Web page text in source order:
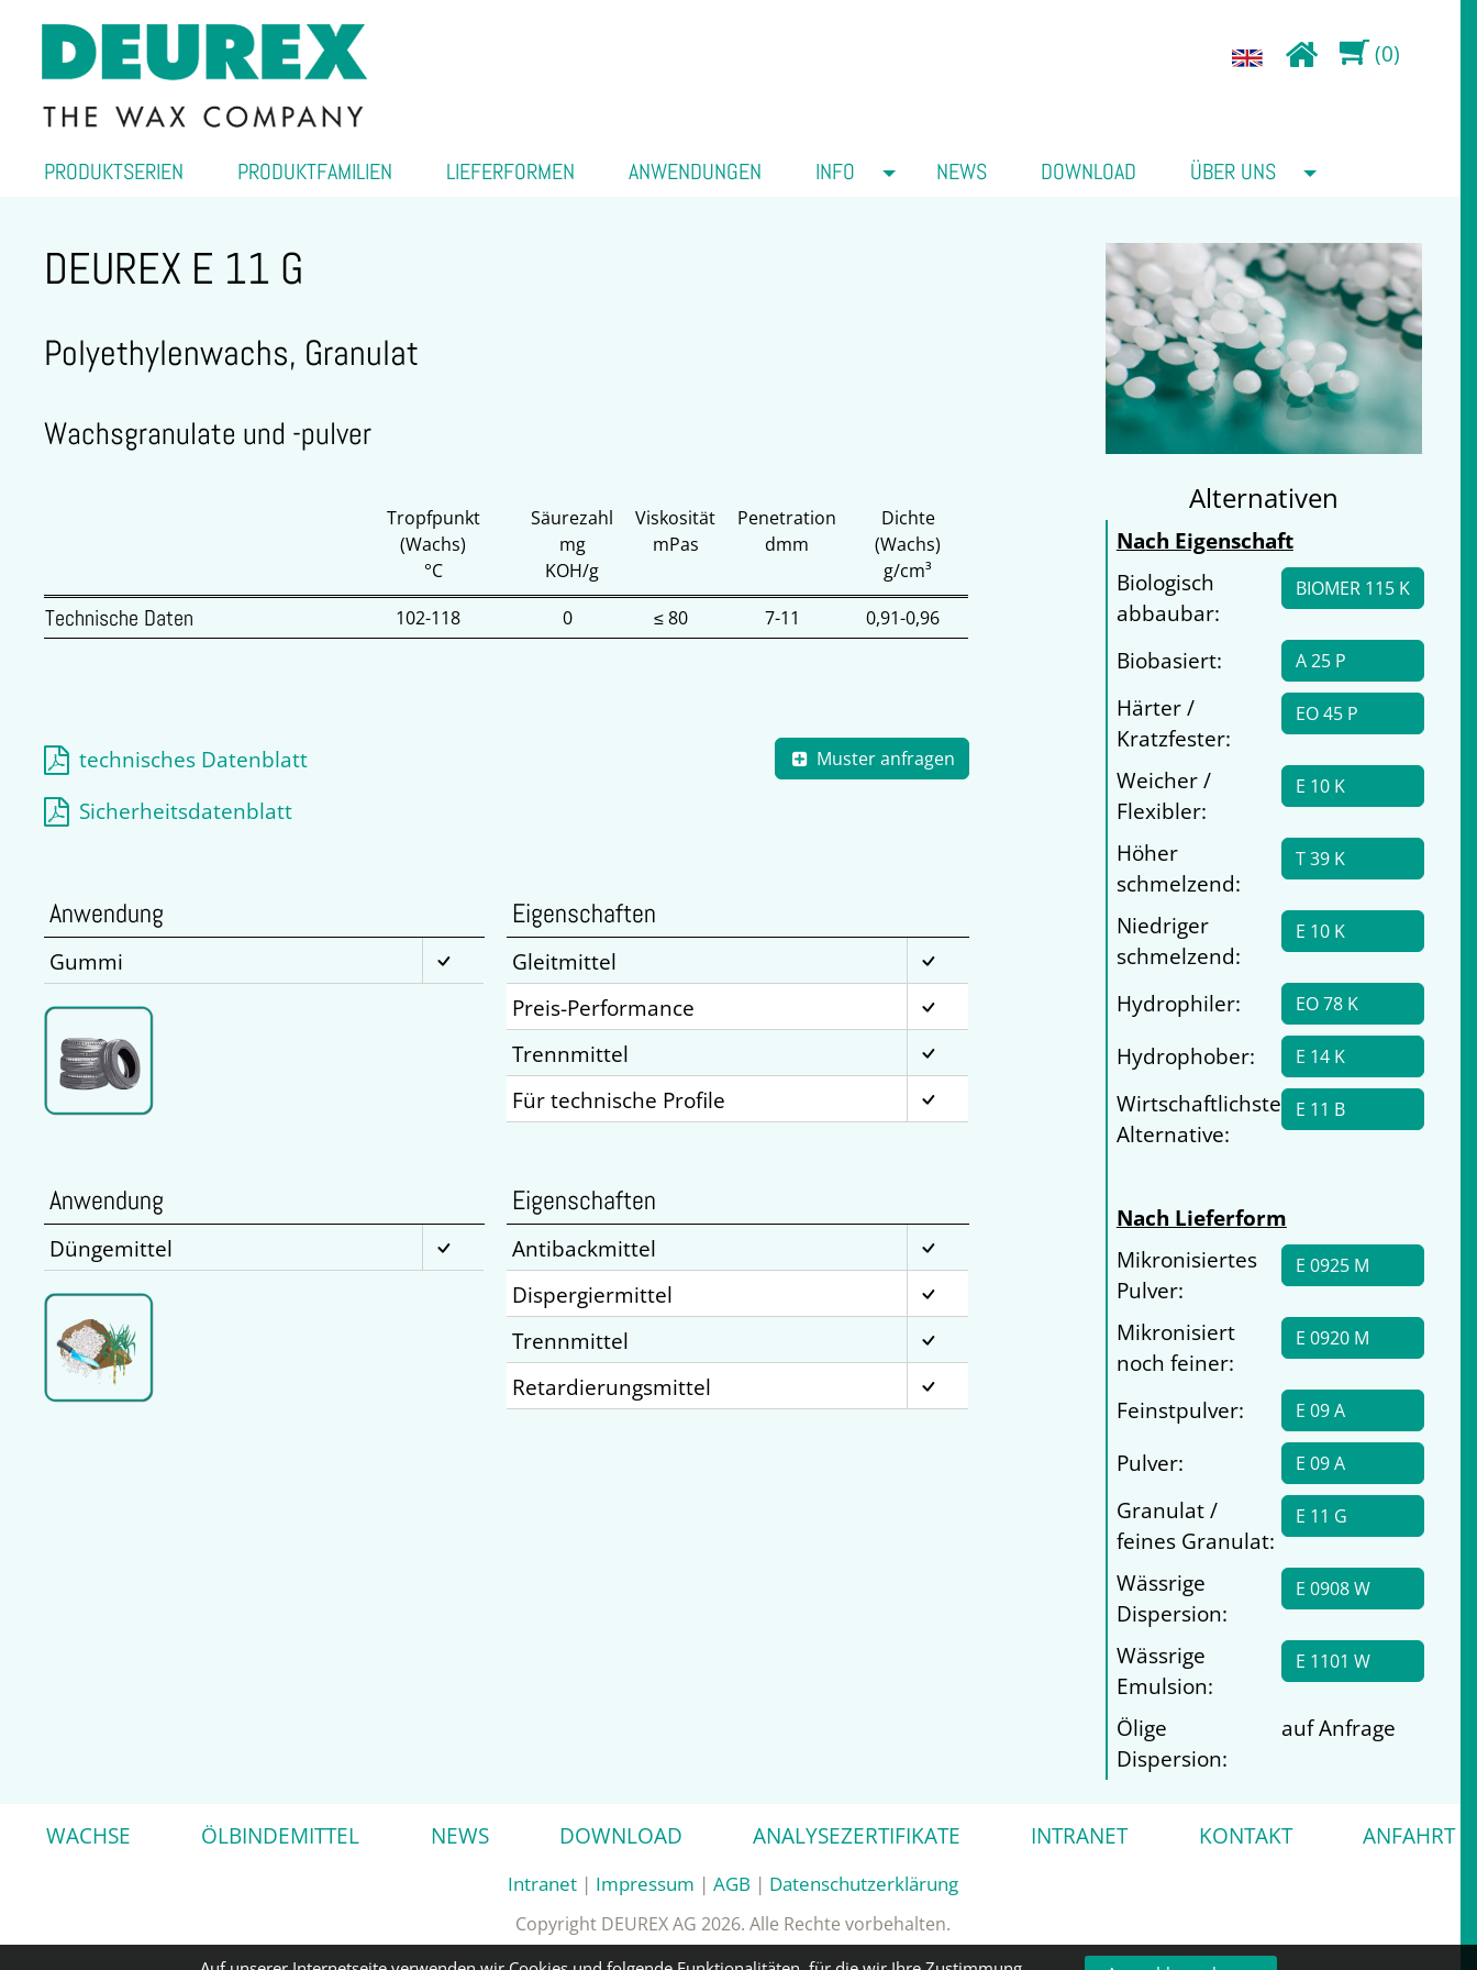
(0)
PRODUKTSERIEN PRODUKTFAMILIEN LIEFERFORMEN ANWENDUNGEN INFO NEWS DOWNLOAD ÜBER UNS
DEUREX E 11 G
Polyethylenwachs, Granulat
Wachsgranulate und -pulver
Tropfpunkt
(Wachs)
°C
Säurezahl
mg
KOH/g
Viskosität
mPas
Penetration
dmm
Dichte
(Wachs)
g/cm³
Technische Daten 102-118 0 ≤ 80 7-11 0,91-0,96
technisches Datenblatt
Sicherheitsdatenblatt
Muster anfragen
Anwendung
Gummi
Eigenschaften
Gleitmittel
Preis-Performance
Trennmittel
Für technische Profile
Anwendung
Düngemittel
Eigenschaften
Antibackmittel
Dispergiermittel
Trennmittel
Retardierungsmittel
Alternativen
Nach Eigenschaft
Biologisch
abbaubar:
BIOMER 115 K
Biobasiert: A 25 P
Härter /
Kratzfester:
EO 45 P
Weicher /
Flexibler:
E 10 K
Höher
schmelzend:
T 39 K
Niedriger
schmelzend:
E 10 K
Hydrophiler: EO 78 K
Hydrophober: E 14 K
Wirtschaftlichste
Alternative:
E 11 B
Nach Lieferform
Mikronisiertes
Pulver:
E 0925 M
Mikronisiert
noch feiner:
E 0920 M
Feinstpulver: E 09 A
Pulver: E 09 A
Granulat /
feines Granulat:
E 11 G
Wässrige
Dispersion:
E 0908 W
Wässrige
Emulsion:
E 1101 W
Ölige
Dispersion:
auf Anfrage
WACHSE ÖLBINDEMITTEL NEWS DOWNLOAD ANALYSEZERTIFIKATE INTRANET KONTAKT ANFAHRT
Intranet | Impressum | AGB | Datenschutzerklärung
Copyright DEUREX AG 2026. Alle Rechte vorbehalten.